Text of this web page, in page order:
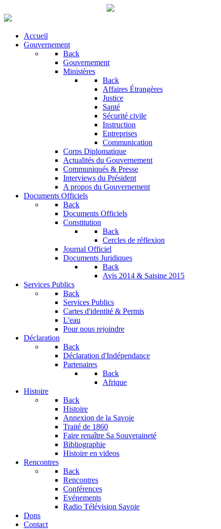
Accueil
Gouvernement
Back
Gouvernement
Ministères
Back
Affaires Étrangères
Justice
Santé
Sécurité civile
Instruction
Entreprises
Communication
Corps Diplomatique
Actualités du Gouvernement
Communiqués & Presse
Interviews du Président
A propos du Gouvernement
Documents Officiels
Back
Documents Officiels
Constitution
Back
Cercles de réflexion
Journal Officiel
Documents Juridiques
Back
Avis 2014 & Saisine 2015
Services Publics
Back
Services Publics
Cartes d'identité & Permis
L'eau
Pour nous rejoindre
Déclaration
Back
Déclaration d'Indépendance
Partenaires
Back
Afrique
Histoire
Back
Histoire
Annexion de la Savoie
Traité de 1860
Faire renaître Sa Souveraineté
Bibliographie
Histoire en videos
Rencontres
Back
Rencontres
Conférences
Evénements
Radio Télévision Savoie
Dons
Contact